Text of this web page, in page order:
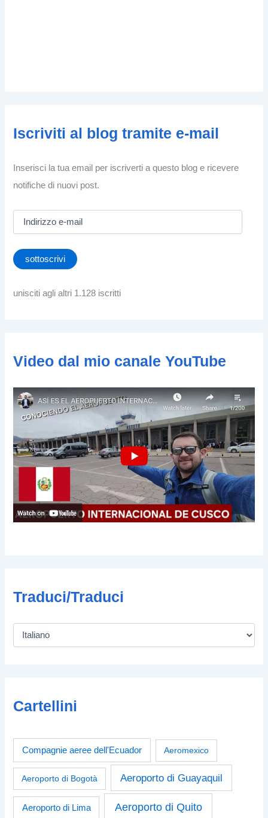
Iscriviti al blog tramite e-mail
Inserisci la tua email per iscriverti a questo blog e ricevere
notifiche di nuovi post.
i
r
z
a
sottoscrivi
unisciti agli altri 1.128 iscritti
Video dal mio canale YouTube
Traduci/Traduci
Cartellini
Compagnie aeree dell'Ecuador Aeromexico
Aeroporto di Bogotà Aeroporto di Guayaquil
Aeroporto di Lima Aeroporto di Quito